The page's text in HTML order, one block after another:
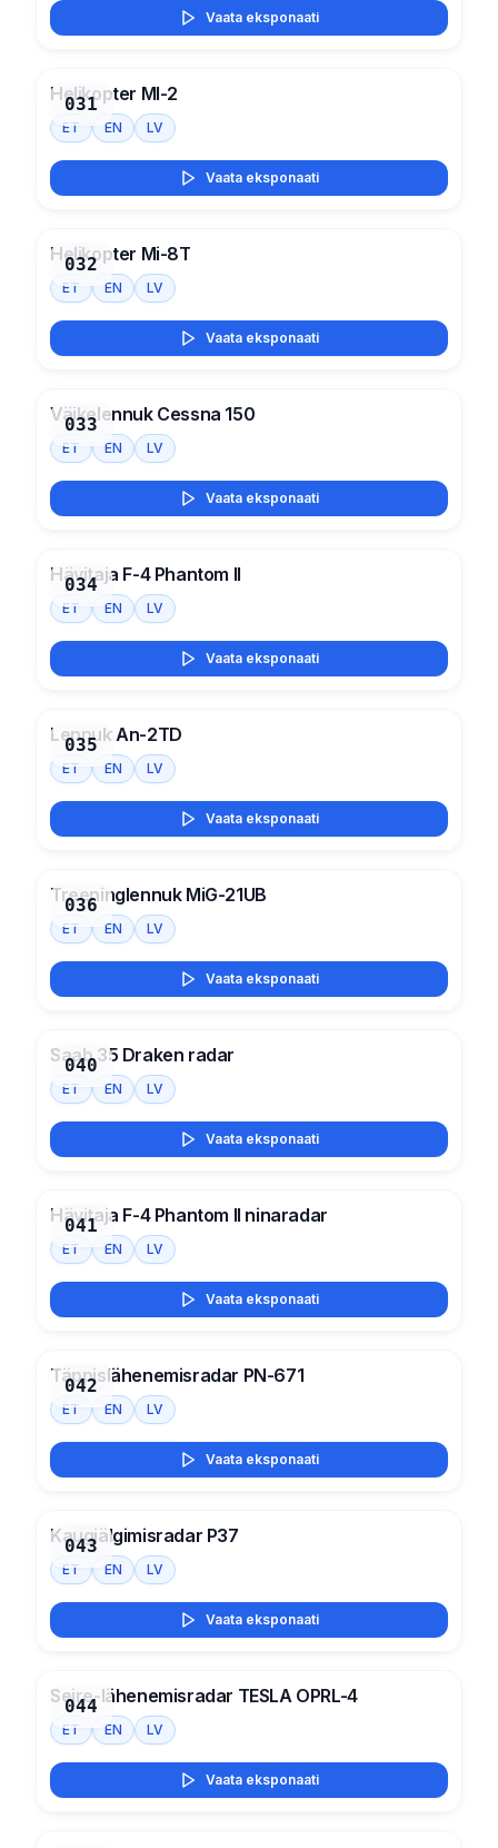
Vaata eksponaati
031
Helikopter MI-2
ET EN LV
Vaata eksponaati
032
Helikopter Mi-8T
ET EN LV
Vaata eksponaati
033
Väikelennuk Cessna 150
ET EN LV
Vaata eksponaati
034
Hävitaja F-4 Phantom II
ET EN LV
Vaata eksponaati
035
Lennuk An-2TD
ET EN LV
Vaata eksponaati
036
Treeninglennuk MiG-21UB
ET EN LV
Vaata eksponaati
040
Saab 35 Draken radar
ET EN LV
Vaata eksponaati
041
Hävitaja F-4 Phantom II ninaradar
ET EN LV
Vaata eksponaati
042
Täppislähenemisradar PN-671
ET EN LV
Vaata eksponaati
043
Kaugjälgimisradar P37
ET EN LV
Vaata eksponaati
044
Seire-lähenemisradar TESLA OPRL-4
ET EN LV
Vaata eksponaati